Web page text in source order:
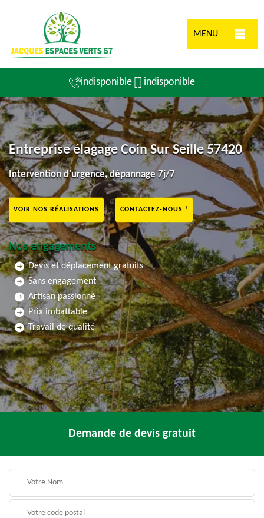
MENU
indisponible indisponible
Entreprise élagage Coin Sur Seille 57420
Intervention d'urgence, dépannage 7j/7
VOIR NOS RÉALISATIONS CONTACTEZ-NOUS !
Nos engagements
Devis et déplacement gratuits
Sans engagement
Artisan passionné
Prix imbattable
Travail de qualité
Demande de devis gratuit